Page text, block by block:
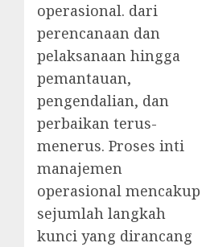
operasional. dari
perencanaan dan
pelaksanaan hingga
pemantauan,
pengendalian, dan
perbaikan terus-
menerus. Proses inti
manajemen
operasional mencakup
sejumlah langkah
kunci yang dirancang